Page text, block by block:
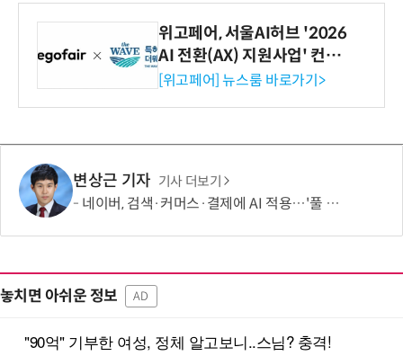
위고페어, 서울AI허브 '2026
AI 전환(AX) 지원사업' 컨소
시엄 선정
[위고페어] 뉴스룸 바로가기>
변상근 기자 기사 더보기
네이버, 검색·커머스·결제에 AI 적용…'풀 퍼널' 수익화 강화
놓치면 아쉬운 정보 AD